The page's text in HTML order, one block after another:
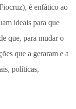
é enfático ao
ideais para que
que, para mudar o
que a geraram e a
políticas,